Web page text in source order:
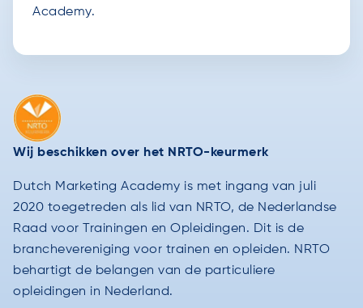
Academy.
Wij beschikken over het NRTO-keurmerk
Dutch Marketing Academy is met ingang van juli
2020 toegetreden als lid van NRTO, de Nederlandse
Raad voor Trainingen en Opleidingen. Dit is de
branchevereniging voor trainen en opleiden. NRTO
behartigt de belangen van de particuliere
opleidingen in Nederland.